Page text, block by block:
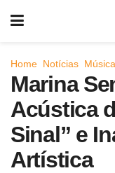
Home Notícias
Marina
Acústica
Sinal” e
Artística